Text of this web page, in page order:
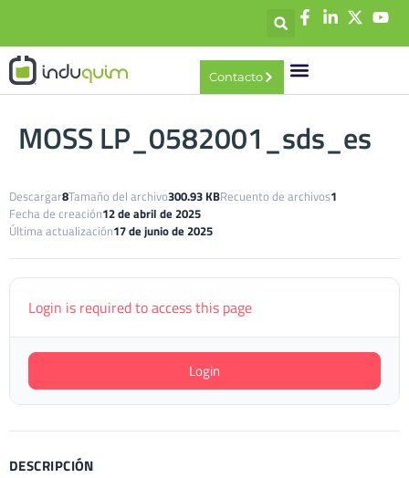
Contacto
MOSS LP_0582001_sds_es
Descargar8Tamaño del archivo300.93 KBRecuento de archivos1
Fecha de creación12 de abril de 2025
Última actualización17 de junio de 2025
Login is required to access this page
Login
DESCRIPCIÓN